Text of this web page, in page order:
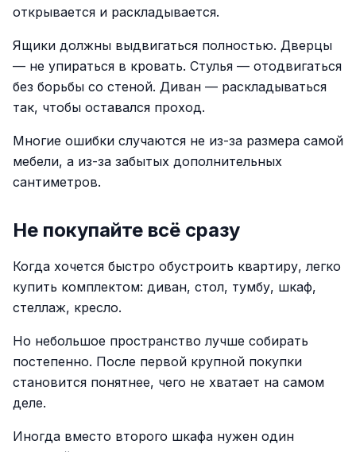
открывается и раскладывается.
Ящики должны выдвигаться полностью. Дверцы
— не упираться в кровать. Стулья — отодвигаться
без борьбы со стеной. Диван — раскладываться
так, чтобы оставался проход.
Многие ошибки случаются не из-за размера самой
мебели, а из-за забытых дополнительных
сантиметров.
Не покупайте всё сразу
Когда хочется быстро обустроить квартиру, легко
купить комплектом: диван, стол, тумбу, шкаф,
стеллаж, кресло.
Но небольшое пространство лучше собирать
постепенно. После первой крупной покупки
становится понятнее, чего не хватает на самом
деле.
Иногда вместо второго шкафа нужен один